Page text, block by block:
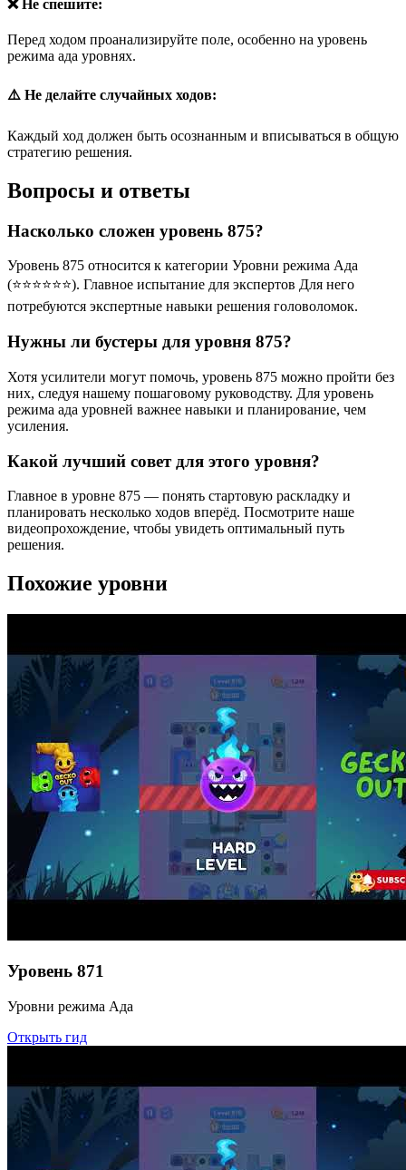
❌ Не спешите:
Перед ходом проанализируйте поле, особенно на уровень
режима ада уровнях.
⚠️ Не делайте случайных ходов:
Каждый ход должен быть осознанным и вписываться в общую
стратегию решения.
Вопросы и ответы
Насколько сложен уровень 875?
Уровень 875 относится к категории Уровни режима Ада
(⭐⭐⭐⭐⭐⭐). Главное испытание для экспертов Для него
потребуются экспертные навыки решения головоломок.
Нужны ли бустеры для уровня 875?
Хотя усилители могут помочь, уровень 875 можно пройти без
них, следуя нашему пошаговому руководству. Для уровень
режима ада уровней важнее навыки и планирование, чем
усиления.
Какой лучший совет для этого уровня?
Главное в уровне 875 — понять стартовую раскладку и
планировать несколько ходов вперёд. Посмотрите наше
видеопрохождение, чтобы увидеть оптимальный путь
решения.
Похожие уровни
Уровень 871
Уровни режима Ада
Открыть гид